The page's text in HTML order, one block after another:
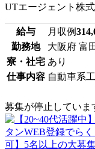
UTエージェント株式
給与 月収例
勤務地
大阪府 富
寮・社宅 あり
仕事内容 自動車系
募集が停止していま